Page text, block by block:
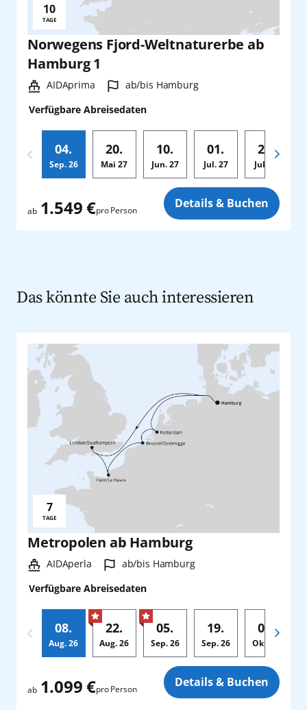
Norwegens Fjord-Weltnaturerbe ab
Hamburg 1
Schiff:
AIDAprima Hafen:
ab/bis Hamburg
Verfügbare Abreisedaten
04.
Sep.26
20.
Mai 27
10.
Jun.27
01.
Jul.27
22.
Jul.
Reisedauer:
10
TAGE
ab 1.549 €pro Person Details & Buchen
Das könnte Sie auch interessieren
Metropolen ab Hamburg
Schiff:
AIDAperla Hafen:
ab/bis Hamburg
Verfügbare Abreisedaten
08.
Aug. 26
22.
Aug. 26
05.
Sep.26
19.
Sep.26
03.
Okt.
Reisedauer:
7
TAGE
ab 1.099 €pro Person Details & Buchen